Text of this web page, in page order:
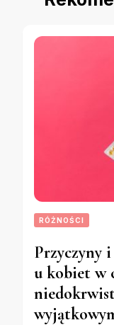
RÓŻNOŚCI
Przyczyny
u kobiet w